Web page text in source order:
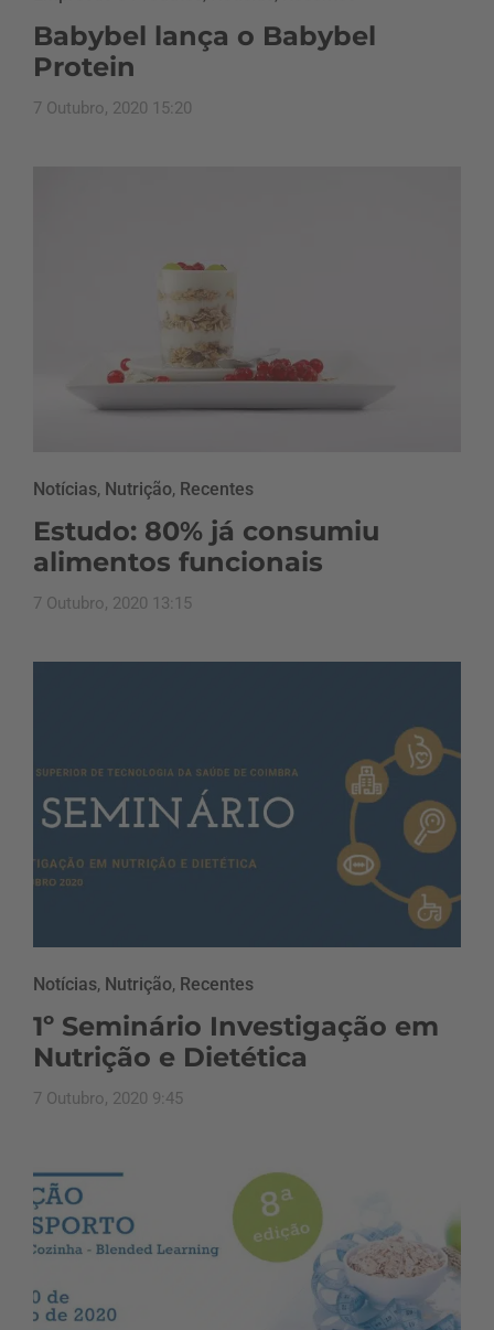
Babybel lança o Babybel
Protein
7 Outubro, 2020 15:20
Notícias, Nutrição, Recentes
Estudo: 80% já consumiu
alimentos funcionais
7 Outubro, 2020 13:15
Notícias, Nutrição, Recentes
1º Seminário Investigação em
Nutrição e Dietética
7 Outubro, 2020 9:45